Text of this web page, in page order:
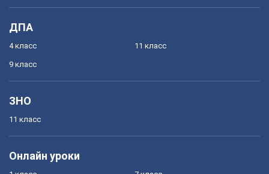
ДПА
4 класс
9 класс
11 класс
ЗНО
11 класс
Онлайн уроки